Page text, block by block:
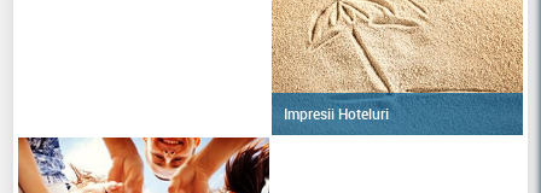
Impresii Hoteluri